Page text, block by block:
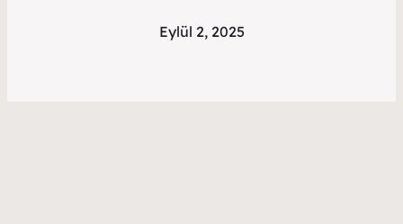
Eylül 2, 2025